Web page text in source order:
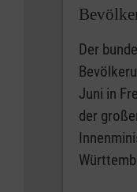
Der
Juni in
der